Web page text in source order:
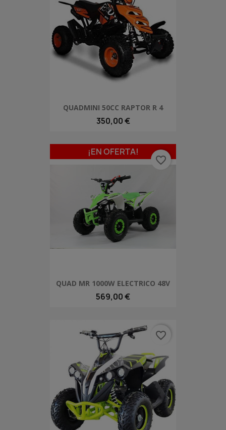
QUADMINI 50CC RAPTOR R 4
350,00 €
QUAD MR 1000W ELECTRICO 48V
569,00 €
¡EN OFERTA!
favorite_border
favorite_border